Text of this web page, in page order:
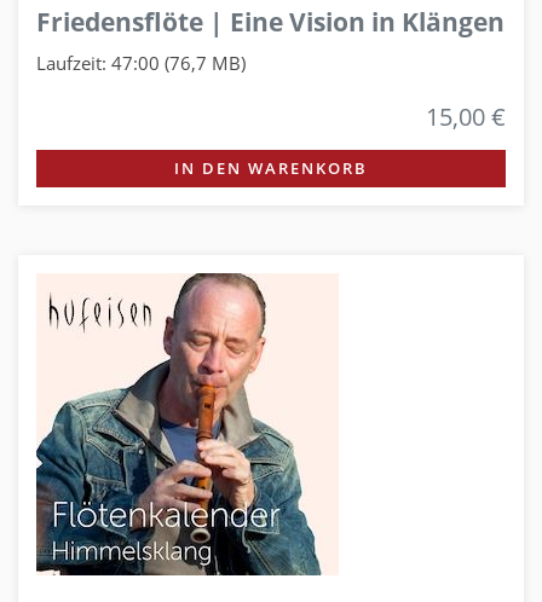
Friedensflöte | Eine Vision in Klängen
Laufzeit: 47:00 (76,7 MB)
15,00 €
IN DEN WARENKORB